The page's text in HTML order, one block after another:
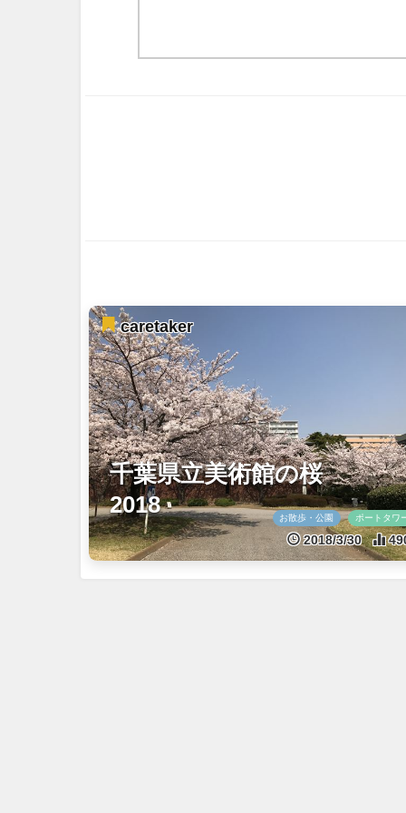
caretaker
千葉県立美術館の桜
2018
お散歩・公園 ポートタワ
2018/3/30